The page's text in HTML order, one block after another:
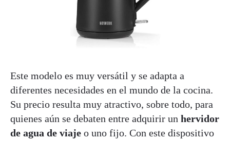
Este modelo es muy versátil y se adapta a
diferentes necesidades en el mundo de la cocina.
Su precio resulta muy atractivo, sobre todo, para
quienes aún se debaten entre adquirir un hervidor
de agua de viaje o uno fijo. Con este dispositivo